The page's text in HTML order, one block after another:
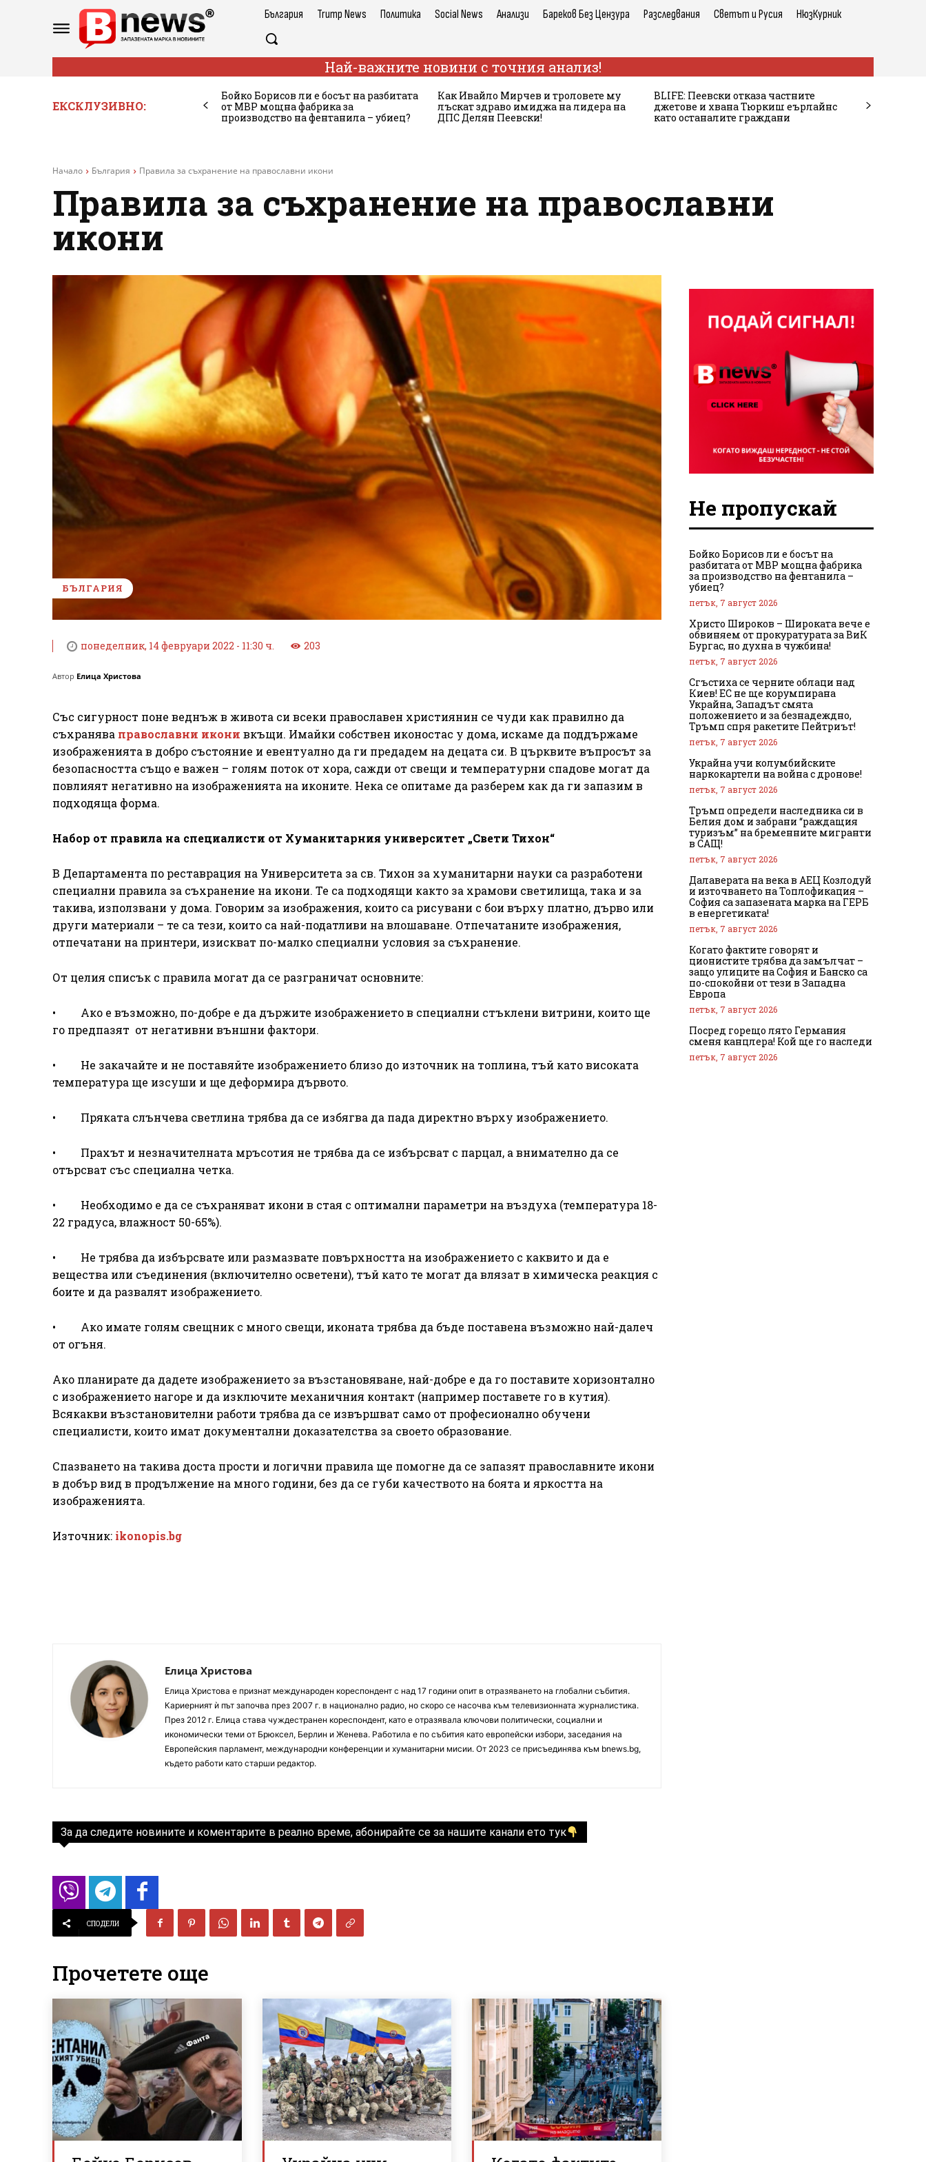
България Trump News Политика Social News Анализи Бареков Без Цензура Разследвания Светът и Русия НюзКурник
Най-важните новини с точния анализ!
ЕКСКЛУЗИВНО:
Бойко Борисов ли е босът на разбитата
от МВР мощна фабрика за
производство на фентанила – убиец?
Как Ивайло Мирчев и троловете му
лъскат здраво имиджа на лидера на
ДПС Делян Пеевски!
BLIFE: Пеевски отказа частните
джетове и хвана Тюркиш еърлайнс
като останалите граждани
Начало България Правила за съхранение на православни икони
Правила за съхранение на православни
икони
БЪЛГАРИЯ
понеделник, 14 февруари 2022 - 11:30 ч. 203
Автор Елица Христова
Със сигурност поне веднъж в живота си всеки православен християнин се чуди как правилно да
съхранява православни икони вкъщи. Имайки собствен иконостас у дома, искаме да поддържаме
изображенията в добро състояние и евентуално да ги предадем на децата си. В църквите въпросът за
безопасността също е важен – голям поток от хора, сажди от свещи и температурни спадове могат да
повлияят негативно на изображенията на иконите. Нека се опитаме да разберем как да ги запазим в
подходяща форма.
Набор от правила на специалисти от Хуманитарния университет „Свети Тихон“
В Департамента по реставрация на Университета за св. Тихон за хуманитарни науки са разработени
специални правила за съхранение на икони. Те са подходящи както за храмови светилища, така и за
такива, използвани у дома. Говорим за изображения, които са рисувани с бои върху платно, дърво или
други материали – те са тези, които са най-податливи на влошаване. Отпечатаните изображения,
отпечатани на принтери, изискват по-малко специални условия за съхранение.
От целия списък с правила могат да се разграничат основните:
• Ако е възможно, по-добре е да държите изображението в специални стъклени витрини, които ще
го предпазят от негативни външни фактори.
• Не закачайте и не поставяйте изображението близо до източник на топлина, тъй като високата
температура ще изсуши и ще деформира дървото.
• Пряката слънчева светлина трябва да се избягва да пада директно върху изображението.
• Прахът и незначителната мръсотия не трябва да се избърсват с парцал, а внимателно да се
отърсват със специална четка.
• Необходимо е да се съхраняват икони в стая с оптимални параметри на въздуха (температура 18-
22 градуса, влажност 50-65%).
• Не трябва да избърсвате или размазвате повърхността на изображението с каквито и да е
вещества или съединения (включително осветени), тъй като те могат да влязат в химическа реакция с
боите и да развалят изображението.
• Ако имате голям свещник с много свещи, иконата трябва да бъде поставена възможно най-далеч
от огъня.
Ако планирате да дадете изображението за възстановяване, най-добре е да го поставите хоризонтално
с изображението нагоре и да изключите механичния контакт (например поставете го в кутия).
Всякакви възстановителни работи трябва да се извършват само от професионално обучени
специалисти, които имат документални доказателства за своето образование.
Спазването на такива доста прости и логични правила ще помогне да се запазят православните икони
в добър вид в продължение на много години, без да се губи качеството на боята и яркостта на
изображенията.
Източник: ikonopis.bg
Елица Христова
Елица Христова е признат международен кореспондент с над 17 години опит в отразяването на глобални събития.
Кариерният ѝ път започва през 2007 г. в национално радио, но скоро се насочва към телевизионната журналистика.
През 2012 г. Елица става чуждестранен кореспондент, като е отразявала ключови политически, социални и
икономически теми от Брюксел, Берлин и Женева. Работила е по събития като европейски избори, заседания на
Европейския парламент, международни конференции и хуманитарни мисии. От 2023 се присъединява към bnews.bg,
където работи като старши редактор.
За да следите новините и коментарите в реално време, абонирайте се за нашите канали ето тук
СПОДЕЛИ
Прочетете още
Не пропускай
Бойко Борисов ли е босът на
разбитата от МВР мощна фабрика
за производство на фентанила –
убиец?
петък, 7 август 2026
Христо Широков – Широката вече е
обвиняем от прокуратурата за ВиК
Бургас, но духна в чужбина!
петък, 7 август 2026
Сгъстиха се черните облаци над
Киев! ЕС не ще корумпирана
Украйна, Западът смята
положението и за безнадеждно,
Тръмп спря ракетите Пейтриът!
петък, 7 август 2026
Украйна учи колумбийските
наркокартели на война с дронове!
петък, 7 август 2026
Тръмп определи наследника си в
Белия дом и забрани “раждащия
туризъм” на бременните мигранти
в САЩ!
петък, 7 август 2026
Далаверата на века в АЕЦ Козлодуй
и източването на Топлофикация –
София са запазената марка на ГЕРБ
в енергетиката!
петък, 7 август 2026
Когато фактите говорят и
ционистите трябва да замълчат –
защо улиците на София и Банско са
по-спокойни от тези в Западна
Европа
петък, 7 август 2026
Посред горещо лято Германия
сменя канцлера! Кой ще го наследи
петък, 7 август 2026